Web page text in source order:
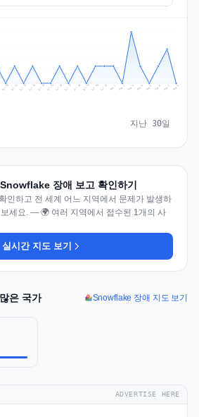
Jul 20 Jul 21 Jul 22 Jul 23 Jul 24 Jul 25 Jul 26 Jul 27 Jul 28 Jul 29 Jul 30 Jul 31 Aug 1 Aug 2 Aug 3 Aug 4 Aug 5 Aug 6 Aug 7 Aug 8
지난 30일
장애 보고 확인하기
인하고 전 세계 어느 지역에서 문제가 발생하
세요. — 🌍 여러 지역에서 접수된 1개의 사
실시간 지도 보기
은 국가 Snowflake 장애 지도 보기
ADVERTISE HERE